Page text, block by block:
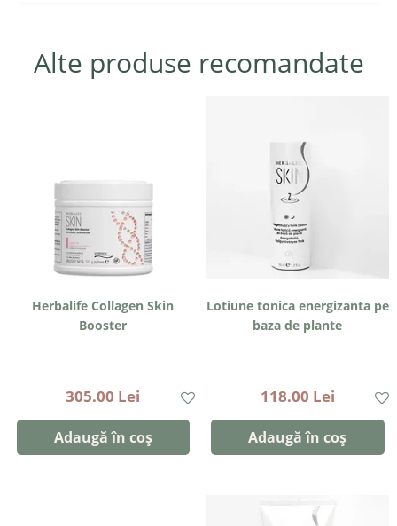
Alte produse recomandate
Herbalife Collagen Skin
Booster
305.00 Lei
Adaugă în coș
Lotiune tonica energizanta pe
baza de plante
118.00 Lei
Adaugă în coș